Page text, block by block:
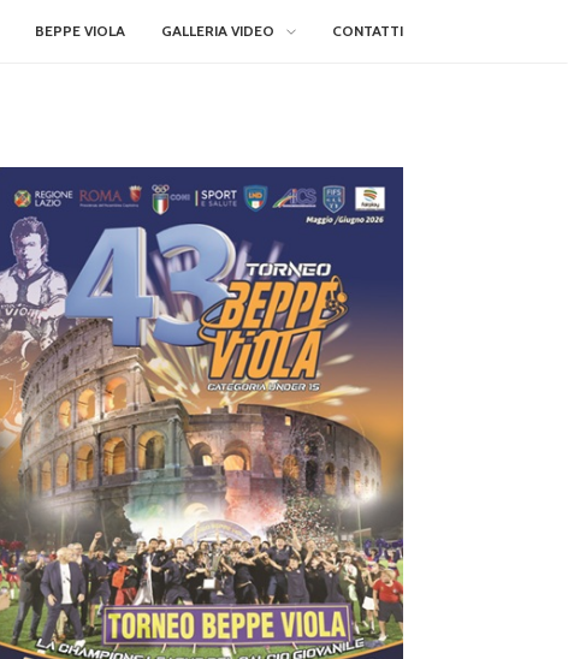
BEPPE VIOLA GALLERIA VIDEO CONTATTI